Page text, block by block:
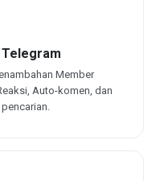
Member
Auto-komen, dan